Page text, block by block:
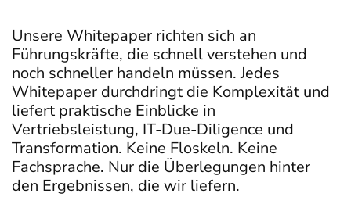
Unsere Whitepaper richten sich an
Führungskräfte, die schnell verstehen und
noch schneller handeln müssen. Jedes
Whitepaper durchdringt die Komplexität und
liefert praktische Einblicke in
Vertriebsleistung, IT-Due-Diligence und
Transformation. Keine Floskeln. Keine
Fachsprache. Nur die Überlegungen hinter
den Ergebnissen, die wir liefern.